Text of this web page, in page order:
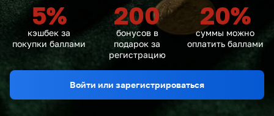
5%
кэшбек за
покупки баллами
200
бонусов в
подарок за
регистрацию
20%
суммы можно
оплатить баллами
Войти или зарегистрироваться